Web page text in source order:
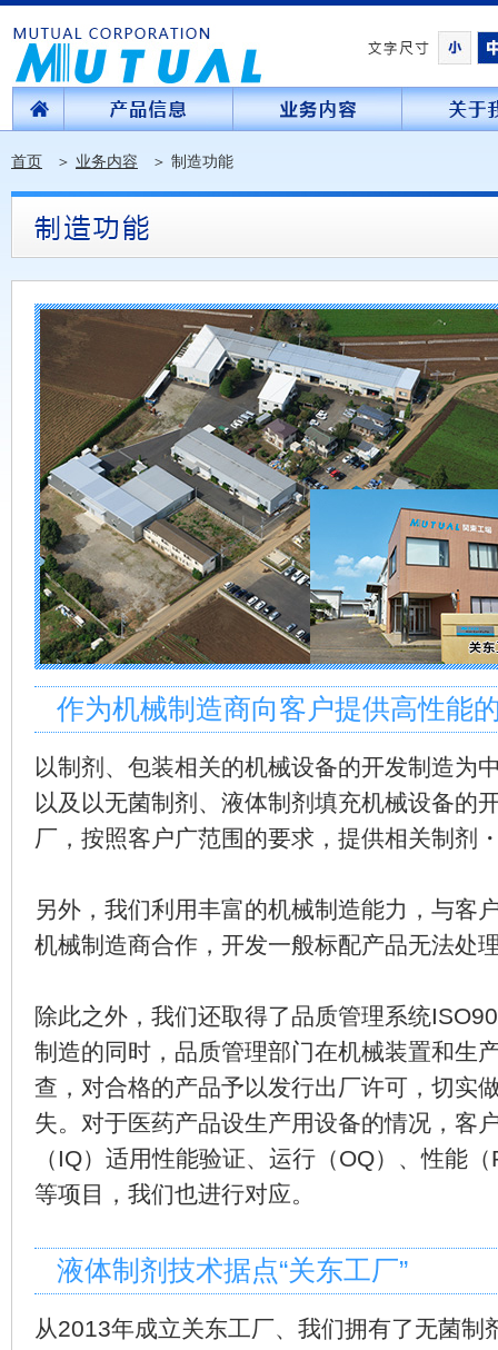
首页 ＞ 业务内容 ＞ 制造功能
作为机械制造商向客户提供高性能
以制剂、包装相关的机械设备的开发制造为
以及以无菌制剂、液体制剂填充机械设备的
厂，按照客户广范围的要求，提供相关制剂
另外，我们利用丰富的机械制造能力，与客
机械制造商合作，开发一般标配产品无法处
除此之外，我们还取得了品质管理系统
制造的同时，品质管理部门在机械装置和生
查，对合格的产品予以发行出厂许可，切实
失。对于医药产品设生产用设备的情况，客
（IQ）适用性能验证、运行（OQ）、性能
等项目，我们也进行对应。
液体制剂技术据点“关东工厂”
从2013年成立关东工厂、我们拥有了无菌制